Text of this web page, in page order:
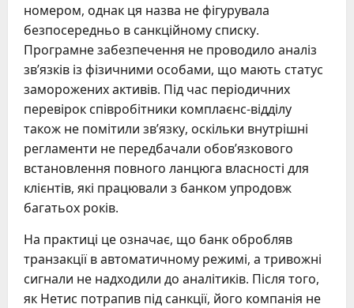
номером, однак ця назва не фігурувала
безпосередньо в санкційному списку.
Програмне забезпечення не проводило аналіз
зв’язків із фізичними особами, що мають статус
заморожених активів. Під час періодичних
перевірок співробітники комплаєнс-відділу
також не помітили зв’язку, оскільки внутрішні
регламенти не передбачали обов’язкового
встановлення повного ланцюга власності для
клієнтів, які працювали з банком упродовж
багатьох років.
На практиці це означає, що банк обробляв
транзакції в автоматичному режимі, а тривожні
сигнали не надходили до аналітиків. Після того,
як Нетис потрапив під санкції, його компанія не